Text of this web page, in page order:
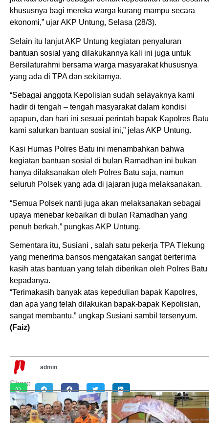
khususnya bagi mereka warga kurang mampu secara
ekonomi,” ujar AKP Untung, Selasa (28/3).
Selain itu lanjut AKP Untung kegiatan penyaluran
bantuan sosial yang dilakukannya kali ini juga untuk
Bersilaturahmi bersama warga masyarakat khususnya
yang ada di TPA dan sekitarnya.
“Sebagai anggota Kepolisian sudah selayaknya kami
hadir di tengah – tengah masyarakat dalam kondisi
apapun, dan hari ini sesuai perintah bapak Kapolres Batu
kami salurkan bantuan sosial ini,” jelas AKP Untung.
Kasi Humas Polres Batu ini menambahkan bahwa
kegiatan bantuan sosial di bulan Ramadhan ini bukan
hanya dilaksanakan oleh Polres Batu saja, namun
seluruh Polsek yang ada di jajaran juga melaksanakan.
“Semua Polsek nanti juga akan melaksanakan sebagai
upaya menebar kebaikan di bulan Ramadhan yang
penuh berkah,” pungkas AKP Untung.
Sementara itu, Susiani , salah satu pekerja TPA Tlekung
yang menerima bansos mengatakan sangat berterima
kasih atas bantuan yang telah diberikan oleh Polres Batu
kepadanya.
“Terimakasih banyak atas kepedulian bapak Kapolres,
dan apa yang telah dilakukan bapak-bapak Kepolisian,
sangat membantu,” ungkap Susiani sambil tersenyum.
(Faiz)
admin
Share